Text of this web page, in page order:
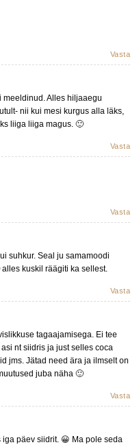
Vasta
meeldinud. Alles hiljaaegu
nii kui mesi kurgus alla läks,
liiga liiga magus. 🙂
Vasta
Vasta
suhkur. Seal ju samamoodi
kuskil räägiti ka sellest.
Vasta
tagaajamisega. Ei tee
nt siidris ja just selles coca
jms. Jätad need ära ja ilmselt on
juba näha 🙂
Vasta
päev siidrit. 😀 Ma pole seda